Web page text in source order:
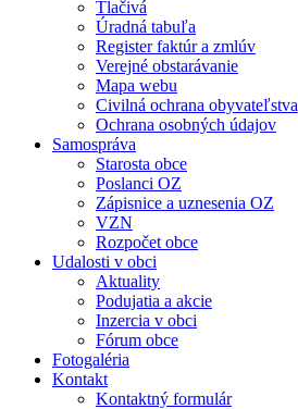
Tlačivá
Úradná tabuľa
Register faktúr a zmlúv
Verejné obstarávanie
Mapa webu
Civilná ochrana obyvateľstva
Ochrana osobných údajov
Samospráva
Starosta obce
Poslanci OZ
Zápisnice a uznesenia OZ
VZN
Rozpočet obce
Udalosti v obci
Aktuality
Podujatia a akcie
Inzercia v obci
Fórum obce
Fotogaléria
Kontakt
Kontaktný formulár